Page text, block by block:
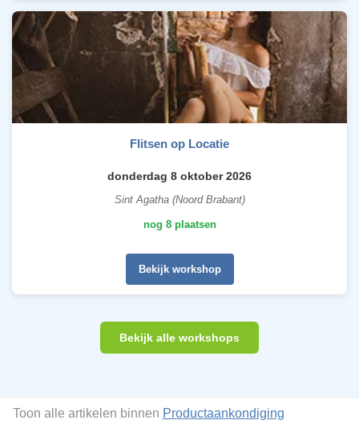
Flitsen op Locatie
donderdag 8 oktober 2026
Sint Agatha (Noord Brabant)
nog 8 plaatsen
Bekijk workshop
Bekijk alle workshops
Toon alle artikelen binnen Productaankondiging